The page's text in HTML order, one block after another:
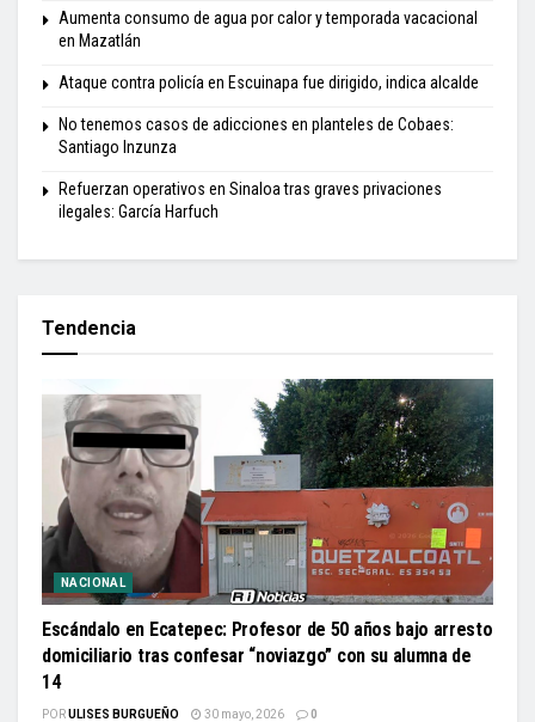
Aumenta consumo de agua por calor y temporada vacacional
en Mazatlán
Ataque contra policía en Escuinapa fue dirigido, indica alcalde
No tenemos casos de adicciones en planteles de Cobaes:
Santiago Inzunza
Refuerzan operativos en Sinaloa tras graves privaciones
ilegales: García Harfuch
Tendencia
NACIONAL
Escándalo en Ecatepec: Profesor de 50 años bajo arresto
domiciliario tras confesar “noviazgo” con su alumna de
14
PORULISES BURGUEÑO 30 mayo, 2026 0